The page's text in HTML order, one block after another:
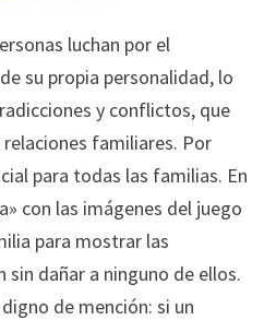
luchan por el
su propia personalidad, lo
y conflictos, que
familiares. Por
para todas las familias. En
con las imágenes del juego
para mostrar las
dañar a ninguno de ellos.
de mención: si un